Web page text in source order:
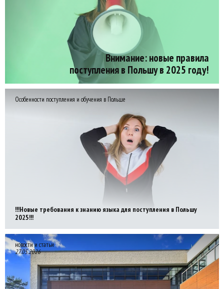
Внимание: новые правила
поступления в Польшу в 2025 году!
Особенности поступления и обучения в Польше
!!!Новые требования к знанию языка для поступления в Польшу
2025!!!
новости и статьи
27.05.2026